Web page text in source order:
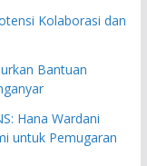
Kolaborasi dan
Bantuan
Hana Wardani
untuk Pemugaran